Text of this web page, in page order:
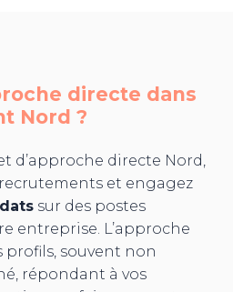
directe dans
Nord ?
d’approche directe Nord,
et engagez
sur des postes
entreprise. L’approche
souvent non
répondant à vos